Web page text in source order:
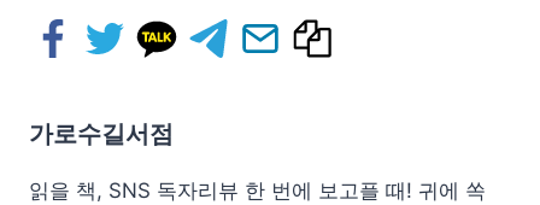
가로수길서점
읽을 책, SNS 독자리뷰 한 번에 보고플 때! 귀에 쏙